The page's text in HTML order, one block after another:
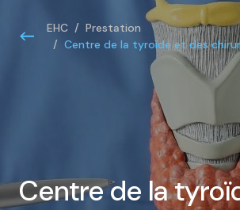
EHC
Prestation
Centre de la tyroïde et des
Centre de la